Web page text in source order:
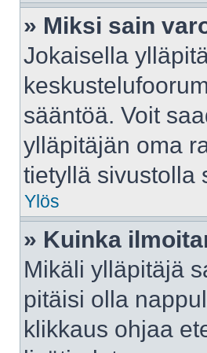
» Miksi sain
Jokaisella
sääntöä. Voit
ylläpitäjän oma
tietyllä sivustolla
Ylös
» Kuinka
Mikäli ylläpitäjä
pitäisi olla
klikkaus ohjaa